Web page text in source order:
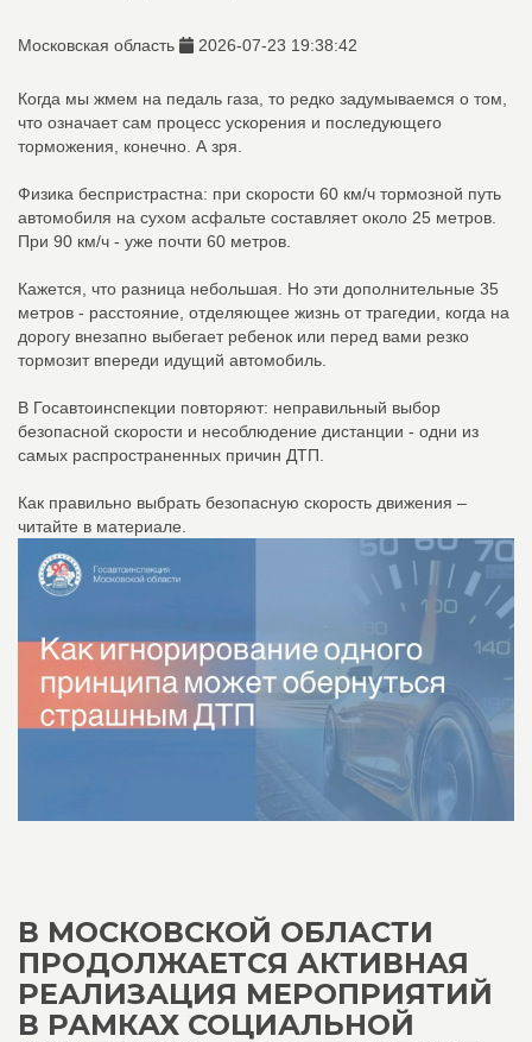
Московская область 2026-07-23 19:38:42
Когда мы жмем на педаль газа, то редко задумываемся о том,
что означает сам процесс ускорения и последующего
торможения, конечно. А зря.
Физика беспристрастна: при скорости 60 км/ч тормозной путь
автомобиля на сухом асфальте составляет около 25 метров.
При 90 км/ч - уже почти 60 метров.
Кажется, что разница небольшая. Но эти дополнительные 35
метров - расстояние, отделяющее жизнь от трагедии, когда на
дорогу внезапно выбегает ребенок или перед вами резко
тормозит впереди идущий автомобиль.
В Госавтоинспекции повторяют: неправильный выбор
безопасной скорости и несоблюдение дистанции - одни из
самых распространенных причин ДТП.
Как правильно выбрать безопасную скорость движения –
читайте в материале.
В МОСКОВСКОЙ ОБЛАСТИ
ПРОДОЛЖАЕТСЯ АКТИВНАЯ
РЕАЛИЗАЦИЯ МЕРОПРИЯТИЙ
В РАМКАХ СОЦИАЛЬНОЙ